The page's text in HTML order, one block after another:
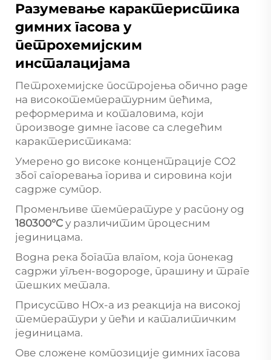
Разумевање карактеристика
димних гасова у
петрохемијским
инсталацијама
Петрохемијске постројења обично раде
на високотемпературним пећима,
реформерима и коталовима, који
производе димне гасове са следећим
карактеристикама:
Умерено до високе концентрације СО2
због сагоревања горива и сировина који
садрже сумпор.
Променљиве температуре у распону од
180300°C у различитим процесним
јединицама.
Водна река богата влагом, која понекад
садржи угљен-водороде, прашину и траге
тешких метала.
Присуство НОх-а из реакција на високој
температури у пећи и каталитичким
јединицама.
Ове сложене композиције димних гасова